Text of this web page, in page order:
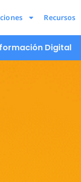
Recursos
Digital